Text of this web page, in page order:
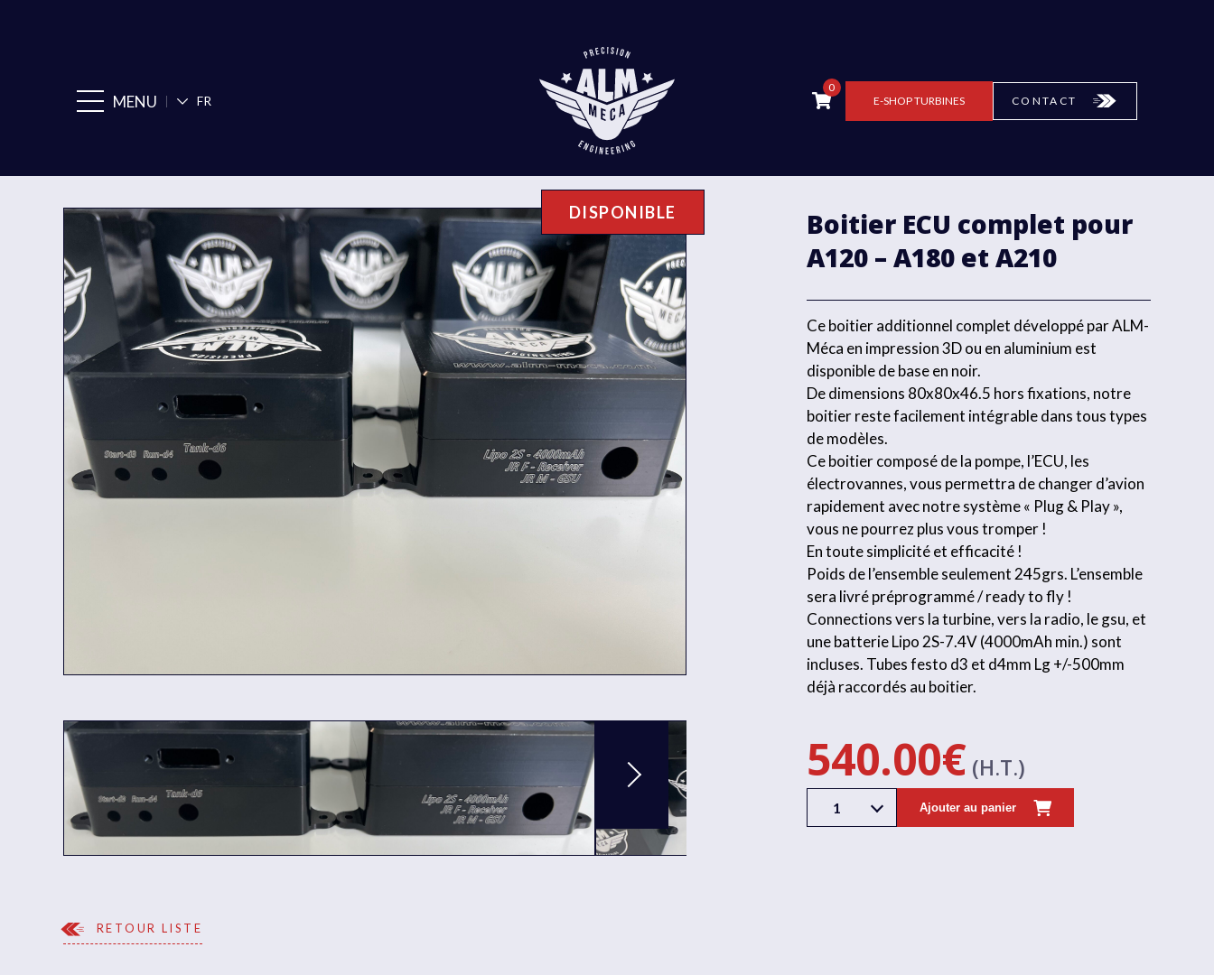
MENU FR
0
E-SHOPTURBINES CONTACT
DISPONIBLE
RETOUR LISTE
Boitier ECU complet pour
A120 – A180 et A210
Ce boitier additionnel complet développé par ALM-
Méca en impression 3D ou en aluminium est
disponible de base en noir.
De dimensions 80x80x46.5 hors fixations, notre
boitier reste facilement intégrable dans tous types
de modèles.
Ce boitier composé de la pompe, l’ECU, les
électrovannes, vous permettra de changer d’avion
rapidement avec notre système « Plug & Play »,
vous ne pourrez plus vous tromper !
En toute simplicité et efficacité !
Poids de l’ensemble seulement 245grs. L’ensemble
sera livré préprogrammé / ready to fly !
Connections vers la turbine, vers la radio, le gsu, et
une batterie Lipo 2S-7.4V (4000mAh min.) sont
incluses. Tubes festo d3 et d4mm Lg +/-500mm
déjà raccordés au boitier.
540.00€ (H.T.)
1 Ajouter au panier